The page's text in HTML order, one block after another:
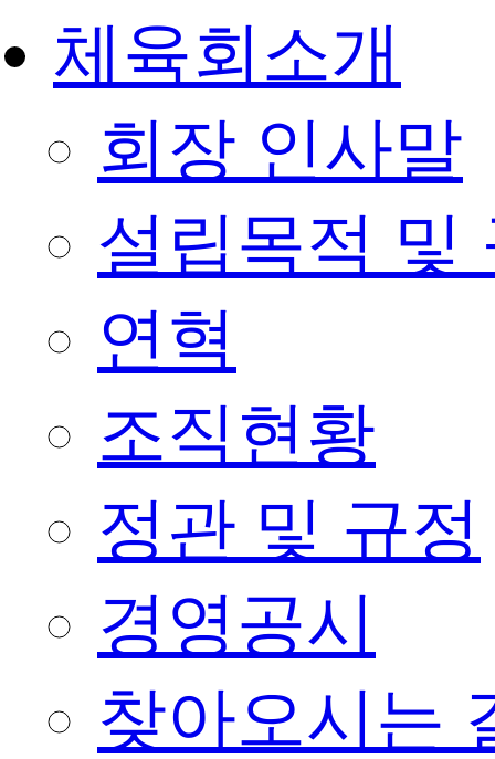
체육회소개
회장 인사말
설립목적 및
연혁
조직현황
정관 및 규정
경영공시
찾아오시는